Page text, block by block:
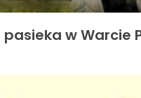
pasieka w Warcie